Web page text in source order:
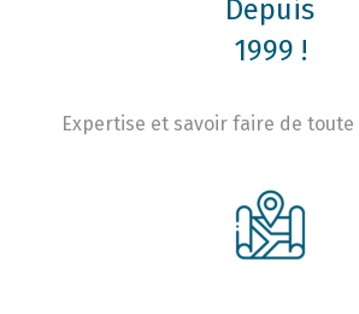
Depuis
1999 !
Expertise et savoir faire de